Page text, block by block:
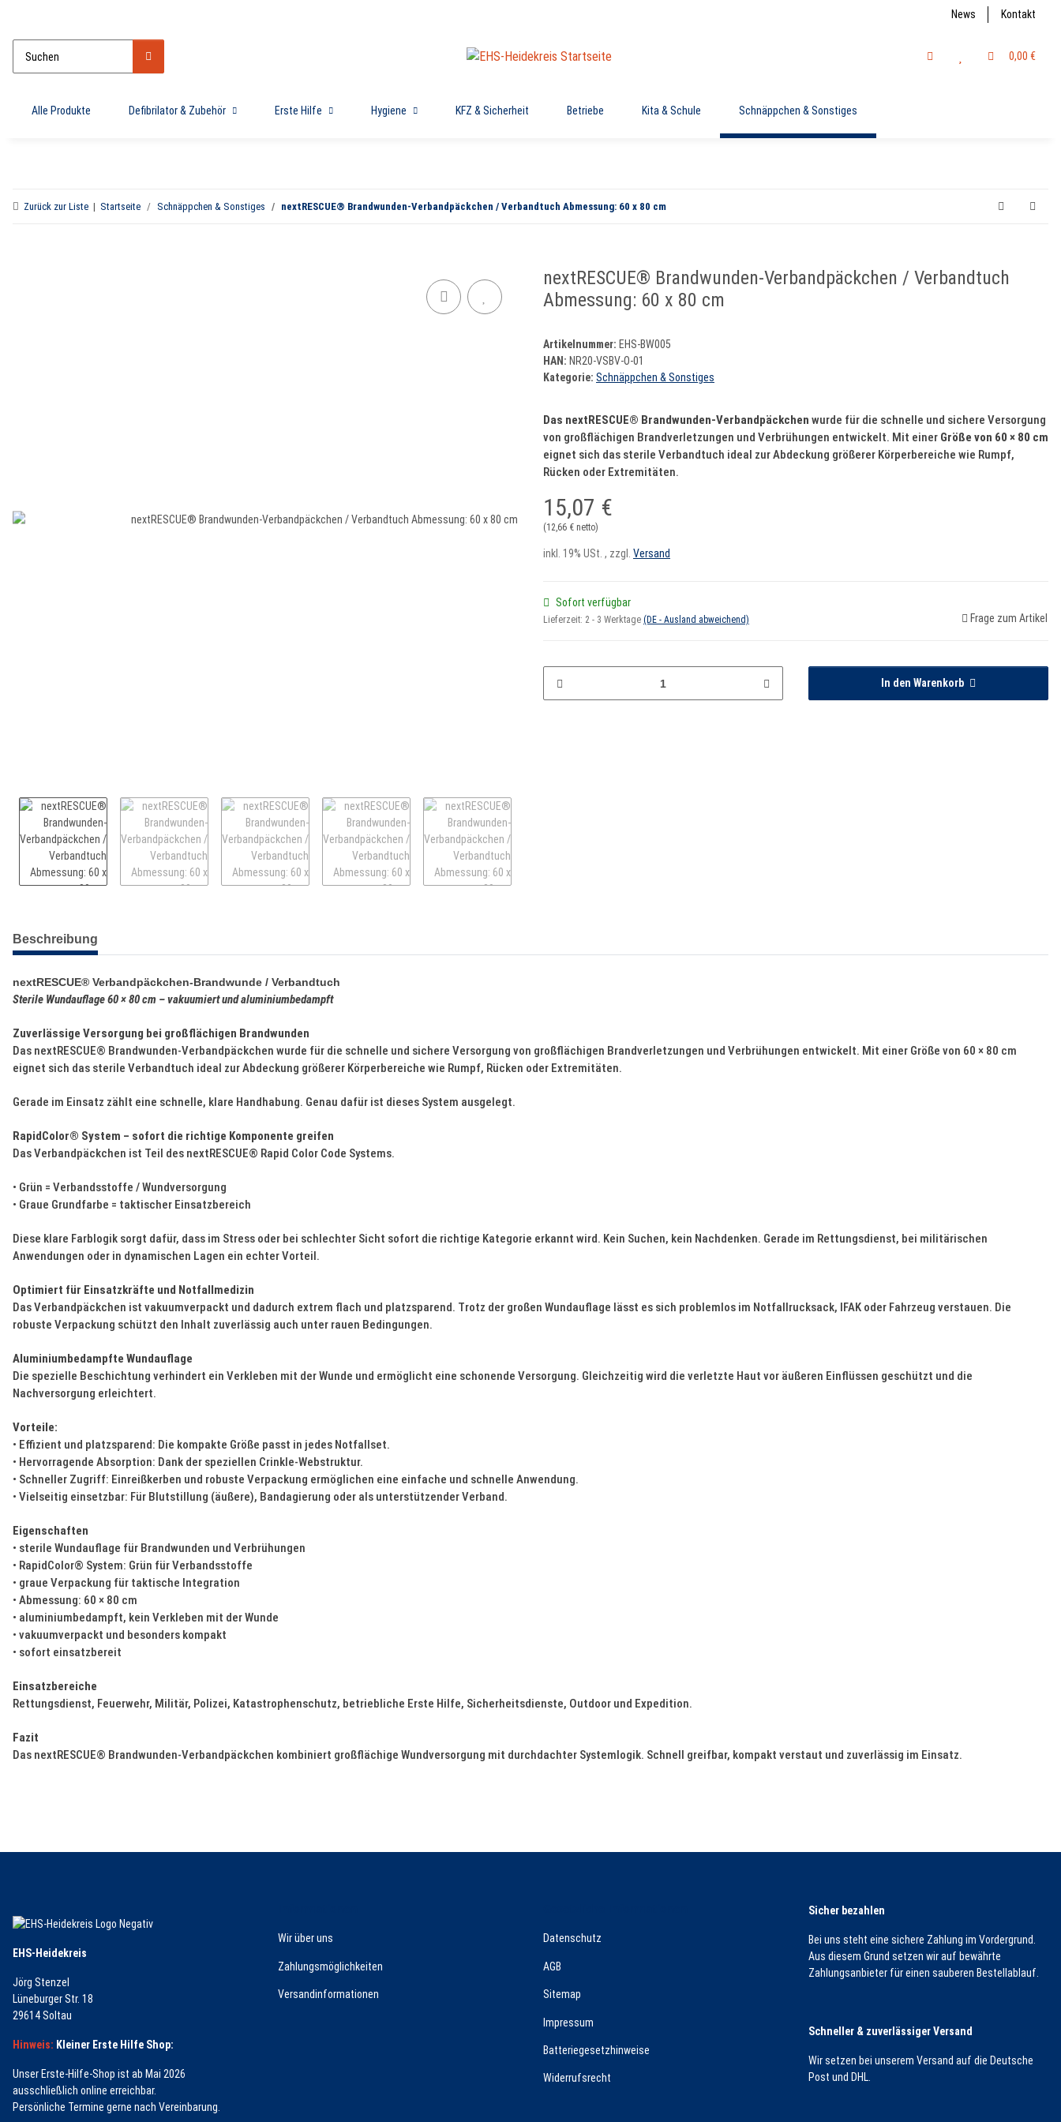
News Kontakt
0,00 €
Alle Produkte Defibrilator & Zubehör Erste Hilfe Hygiene KFZ & Sicherheit Betriebe Kita & Schule Schnäppchen & Sonstiges
Zurück zur Liste Startseite Schnäppchen & Sonstiges nextRESCUE® Brandwunden-Verbandpäckchen / Verbandtuch Abmessung: 60 x 80 cm
nextRESCUE® Brandwunden-Verbandpäckchen / Verbandtuch
Abmessung: 60 x 80 cm
Artikelnummer: EHS-BW005
HAN: NR20-VSBV-O-01
Kategorie: Schnäppchen & Sonstiges
Das nextRESCUE® Brandwunden-Verbandpäckchen wurde für die schnelle und sichere Versorgung
von großflächigen Brandverletzungen und Verbrühungen entwickelt. Mit einer Größe von 60 × 80 cm
eignet sich das sterile Verbandtuch ideal zur Abdeckung größerer Körperbereiche wie Rumpf,
Rücken oder Extremitäten.
15,07 €
(12,66 € netto)
inkl. 19% USt. , zzgl. Versand
Sofort verfügbar
Lieferzeit: 2 - 3 Werktage (DE - Ausland abweichend) Frage zum Artikel
In den Warenkorb
weitere Registerkarten anzeigen
Beschreibung
nextRESCUE® Verbandpäckchen-Brandwunde / Verbandtuch
Sterile Wundauflage 60 × 80 cm – vakuumiert und aluminiumbedampft
Zuverlässige Versorgung bei großflächigen Brandwunden
Das nextRESCUE® Brandwunden-Verbandpäckchen wurde für die schnelle und sichere Versorgung von großflächigen Brandverletzungen und Verbrühungen entwickelt. Mit einer Größe von 60 × 80 cm
eignet sich das sterile Verbandtuch ideal zur Abdeckung größerer Körperbereiche wie Rumpf, Rücken oder Extremitäten.
Gerade im Einsatz zählt eine schnelle, klare Handhabung. Genau dafür ist dieses System ausgelegt.
RapidColor® System – sofort die richtige Komponente greifen
Das Verbandpäckchen ist Teil des nextRESCUE® Rapid Color Code Systems.
• Grün = Verbandsstoffe / Wundversorgung
• Graue Grundfarbe = taktischer Einsatzbereich
Diese klare Farblogik sorgt dafür, dass im Stress oder bei schlechter Sicht sofort die richtige Kategorie erkannt wird. Kein Suchen, kein Nachdenken. Gerade im Rettungsdienst, bei militärischen
Anwendungen oder in dynamischen Lagen ein echter Vorteil.
Optimiert für Einsatzkräfte und Notfallmedizin
Das Verbandpäckchen ist vakuumverpackt und dadurch extrem flach und platzsparend. Trotz der großen Wundauflage lässt es sich problemlos im Notfallrucksack, IFAK oder Fahrzeug verstauen. Die
robuste Verpackung schützt den Inhalt zuverlässig auch unter rauen Bedingungen.
Aluminiumbedampfte Wundauflage
Die spezielle Beschichtung verhindert ein Verkleben mit der Wunde und ermöglicht eine schonende Versorgung. Gleichzeitig wird die verletzte Haut vor äußeren Einflüssen geschützt und die
Nachversorgung erleichtert.
Vorteile:
• Effizient und platzsparend: Die kompakte Größe passt in jedes Notfallset.
• Hervorragende Absorption: Dank der speziellen Crinkle-Webstruktur.
• Schneller Zugriff: Einreißkerben und robuste Verpackung ermöglichen eine einfache und schnelle Anwendung.
• Vielseitig einsetzbar: Für Blutstillung (äußere), Bandagierung oder als unterstützender Verband.
Eigenschaften
• sterile Wundauflage für Brandwunden und Verbrühungen
• RapidColor® System: Grün für Verbandsstoffe
• graue Verpackung für taktische Integration
• Abmessung: 60 × 80 cm
• aluminiumbedampft, kein Verkleben mit der Wunde
• vakuumverpackt und besonders kompakt
• sofort einsatzbereit
Einsatzbereiche
Rettungsdienst, Feuerwehr, Militär, Polizei, Katastrophenschutz, betriebliche Erste Hilfe, Sicherheitsdienste, Outdoor und Expedition.
Fazit
Das nextRESCUE® Brandwunden-Verbandpäckchen kombiniert großflächige Wundversorgung mit durchdachter Systemlogik. Schnell greifbar, kompakt verstaut und zuverlässig im Einsatz.
EHS-Heidekreis
Jörg Stenzel
Lüneburger Str. 18
29614 Soltau
Hinweis: Kleiner Erste Hilfe Shop:
Unser Erste-Hilfe-Shop ist ab Mai 2026
ausschließlich online erreichbar.
Persönliche Termine gerne nach Vereinbarung.
Wir über uns
Zahlungsmöglichkeiten
Versandinformationen
Datenschutz
AGB
Sitemap
Impressum
Batteriegesetzhinweise
Widerrufsrecht
Sicher bezahlen
Bei uns steht eine sichere Zahlung im Vordergrund.
Aus diesem Grund setzen wir auf bewährte
Zahlungsanbieter für einen sauberen Bestellablauf.
Schneller & zuverlässiger Versand
Wir setzen bei unserem Versand auf die Deutsche
Post und DHL.